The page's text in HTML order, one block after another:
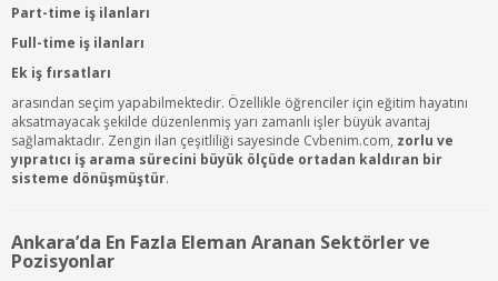
Part-time iş ilanları
Full-time iş ilanları
Ek iş fırsatları
arasından seçim yapabilmektedir. Özellikle öğrenciler için eğitim hayatını
aksatmayacak şekilde düzenlenmiş yarı zamanlı işler büyük avantaj
sağlamaktadır. Zengin ilan çeşitliliği sayesinde Cvbenim.com, zorlu ve
yıpratıcı iş arama sürecini büyük ölçüde ortadan kaldıran bir
sisteme dönüşmüştür.
Ankara’da En Fazla Eleman Aranan Sektörler ve
Pozisyonlar